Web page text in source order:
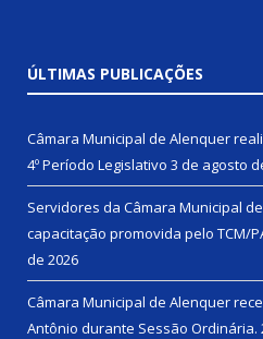
ÚLTIMAS PUBLICAÇÕES
Câmara Municipal de Alenquer
4º Período Legislativo 3 de agosto
Servidores da Câmara Municipal
capacitação promovida pelo TCM/
de 2026
Câmara Municipal de Alenquer
Antônio durante Sessão Ordinária.